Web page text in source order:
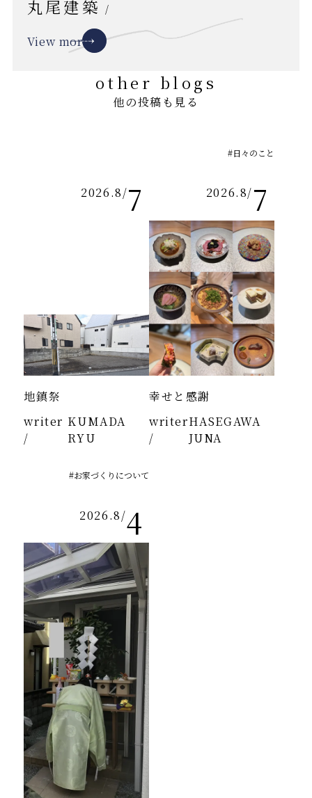
丸尾建築 /
View more
other blogs
他の投稿も見る
2026.8/7
地鎮祭
writer
/
KUMADA
RYU
2026.8/7
幸せと感謝
#日々のこと
writer
/
HASEGAWA
JUNA
2026.8/4
#お家づくりについて